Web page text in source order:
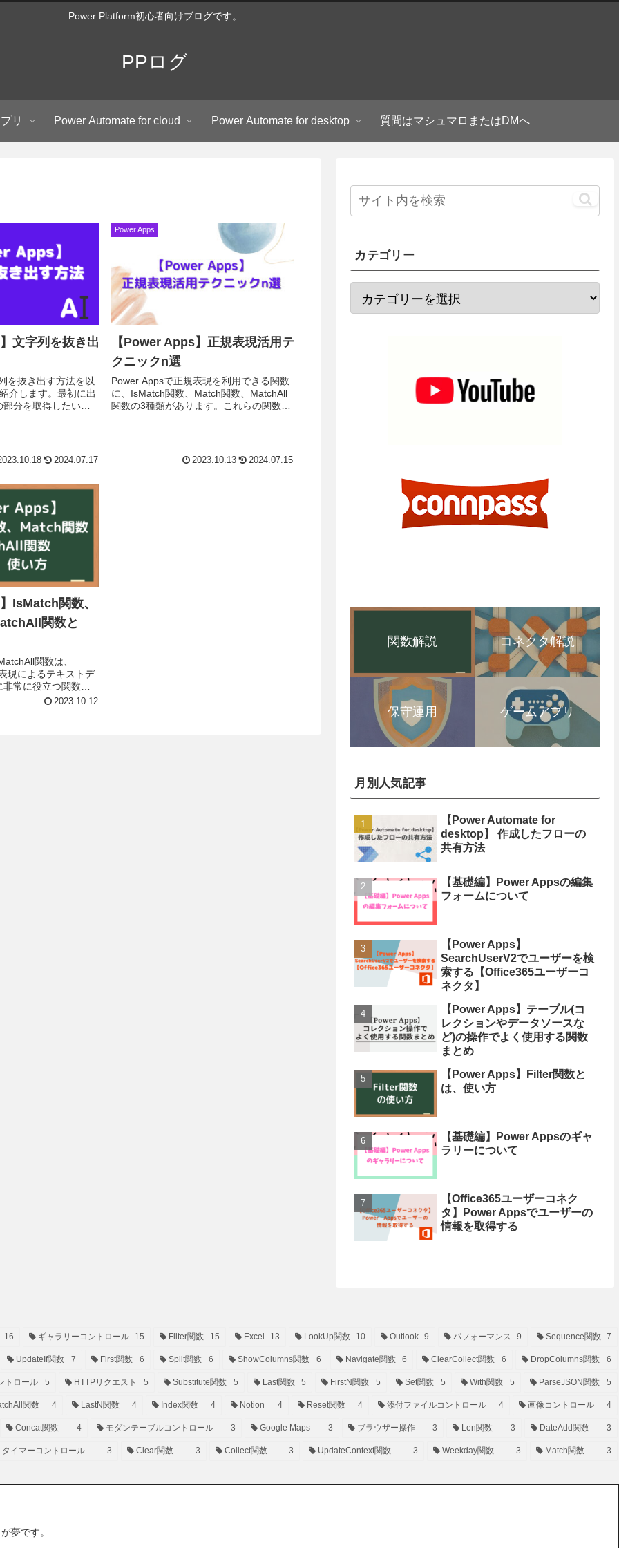
Power Platform初心者向けブログです。
PPログ
リ Power Automate for cloud Power Automate for desktop 質問はマシュマロまたはDMへ
文字列を抜き出
を抜き出す方法を以
介します。最初に出
分を取得したい場
2024.07.17
Power Apps
【Power Apps】正規表現活用テ
クニックn選
Power Appsで正規表現を利用できる関数
に、IsMatch関数、Match関数、MatchAll
関数の3種類があります。これらの関数を
2023.10.13 2024.07.15
IsMatch関数、
関数と
関数は、
現によるテキストデ
常に役立つ関数で
ることで、高度な
2023.10.12
カテゴリー
関数解説 コネクタ解説
保守運用 ゲームアプリ
月別人気記事
【Power Automate for
desktop】 作成したフローの
共有方法
【基礎編】Power Appsの編集
フォームについて
【Power Apps】
SearchUserV2でユーザーを検
索する【Office365ユーザーコ
ネクタ】
【Power Apps】テーブル(コ
レクションやデータソースな
ど)の操作でよく使用する関数
まとめ
【Power Apps】Filter関数と
は、使い方
【基礎編】Power Appsのギャ
ラリーについて
【Office365ユーザーコネク
タ】Power Appsでユーザーの
情報を取得する
16 ギャラリーコントロール 15 Filter関数 15 Excel 13 LookUp関数 10 Outlook 9 パフォーマンス 9 Sequence関数 7
UpdateIf関数 7 First関数 6 Split関数 6 ShowColumns関数 6 Navigate関数 6 ClearCollect関数 6 DropColumns関数 6
トロール 5 HTTPリクエスト 5 Substitute関数 5 Last関数 5 FirstN関数 5 Set関数 5 With関数 5 ParseJSON関数 5
関数 4 LastN関数 4 Index関数 4 Notion 4 Reset関数 4 添付ファイルコントロール 4 画像コントロール 4
Concat関数 4 モダンテーブルコントロール 3 Google Maps 3 ブラウザー操作 3 Len関数 3 DateAdd関数 3
タイマーコントロール 3 Clear関数 3 Collect関数 3 UpdateContext関数 3 Weekday関数 3 Match関数 3
夢です。